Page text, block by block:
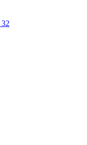
32